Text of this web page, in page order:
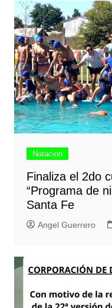
Natacion
Finaliza el 2do
“Programa de
Santa Fe
Angel Guerrero